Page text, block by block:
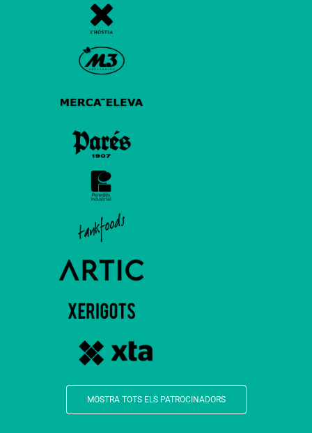
MOSTRA TOTS ELS PATROCINADORS